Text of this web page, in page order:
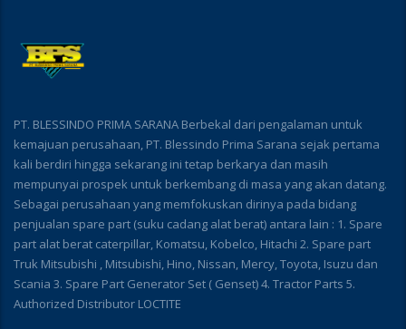
PT. BLESSINDO PRIMA SARANA Berbekal dari pengalaman untuk
kemajuan perusahaan, PT. Blessindo Prima Sarana sejak pertama
kali berdiri hingga sekarang ini tetap berkarya dan masih
mempunyai prospek untuk berkembang di masa yang akan datang.
Sebagai perusahaan yang memfokuskan dirinya pada bidang
penjualan spare part (suku cadang alat berat) antara lain : 1. Spare
part alat berat caterpillar, Komatsu, Kobelco, Hitachi 2. Spare part
Truk Mitsubishi , Mitsubishi, Hino, Nissan, Mercy, Toyota, Isuzu dan
Scania 3. Spare Part Generator Set ( Genset) 4. Tractor Parts 5.
Authorized Distributor LOCTITE